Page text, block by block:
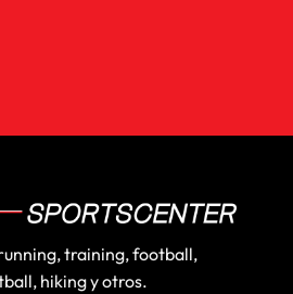
training, football,
hiking y otros.